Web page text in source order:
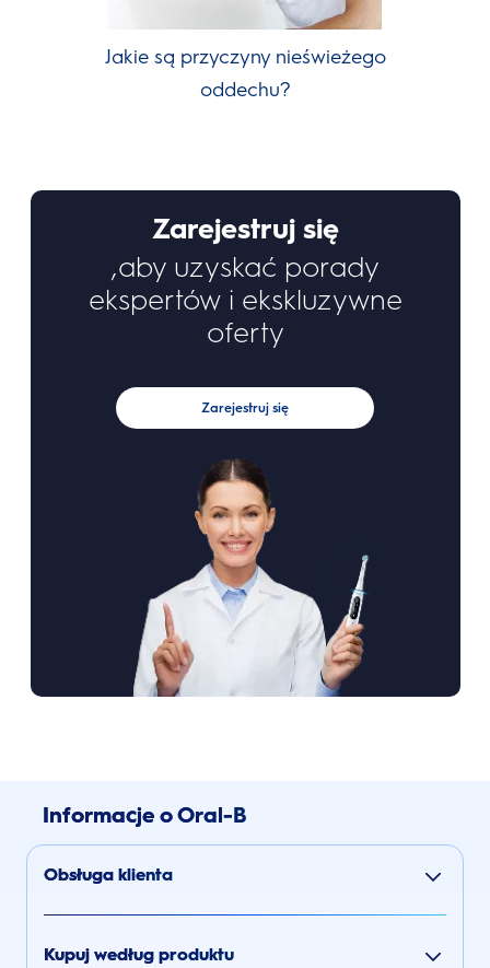
Jakie są przyczyny nieświeżego
oddechu?
Zarejestruj się
,aby uzyskać porady
ekspertów i ekskluzywne
oferty
Zarejestruj się
Informacje o Oral-B
Obsługa klienta
Kupuj według produktu